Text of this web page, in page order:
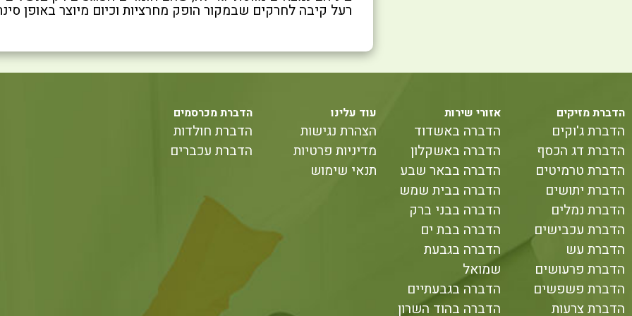
רעל קיבה לחרקים שבמקור הופק מחרציות וכיום מיוצר באופן
הדברת מזיקים
הדברת ג'וקים
הדברת דג הכסף
הדברת טרמיטים
הדברת יתושים
הדברת נמלים
הדברת עכבישים
הדברת עש
הדברת פרעושים
הדברת פשפשים
הדברת צרעות
אזורי שירות
הדברה באשדוד
הדברה באשקלון
הדברה בבאר שבע
הדברה בבית שמש
הדברה בבני ברק
הדברה בבת ים
הדברה בגבעת
שמואל
הדברה בגבעתיים
הדברה בהוד השרון
עוד עלינו
הצהרת נגישות
מדיניות פרטיות
תנאי שימוש
הדברת מכרסמים
הדברת חולדות
הדברת עכברים